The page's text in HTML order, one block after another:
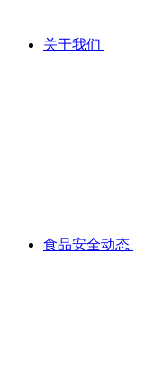
关于我们
食品安全动态